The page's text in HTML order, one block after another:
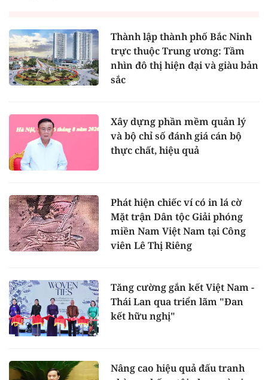
Thành lập thành phố Bắc Ninh
trực thuộc Trung ương: Tầm
nhìn đô thị hiện đại và giàu bản
sắc
Xây dựng phần mềm quản lý
và bộ chỉ số đánh giá cán bộ
thực chất, hiệu quả
Phát hiện chiếc ví có in lá cờ
Mặt trận Dân tộc Giải phóng
miền Nam Việt Nam tại Công
viên Lê Thị Riêng
Tăng cường gắn kết Việt Nam -
Thái Lan qua triển lãm "Đan
kết hữu nghị"
Nâng cao hiệu quả đấu tranh